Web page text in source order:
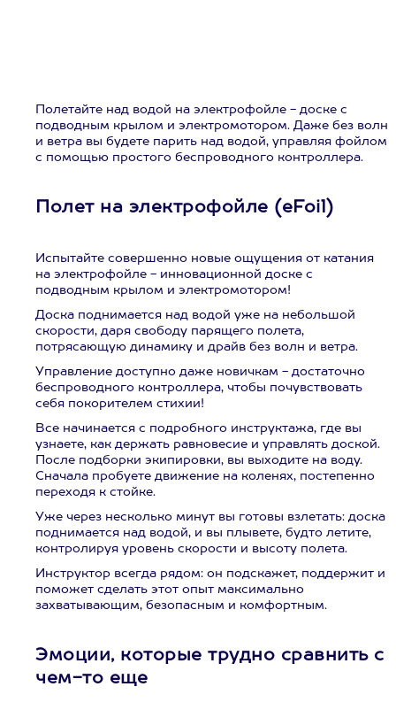
Полетайте над водой на электрофойле - доске с
подводным крылом и электромотором. Даже без волн
и ветра вы будете парить над водой, управляя фойлом
с помощью простого беспроводного контроллера.
Полет на электрофойле (eFoil)
Испытайте совершенно новые ощущения от катания
на электрофойле - инновационной доске с
подводным крылом и электромотором!
Доска поднимается над водой уже на небольшой
скорости, даря свободу парящего полета,
потрясающую динамику и драйв без волн и ветра.
Управление доступно даже новичкам - достаточно
беспроводного контроллера, чтобы почувствовать
себя покорителем стихии!
Все начинается с подробного инструктажа, где вы
узнаете, как держать равновесие и управлять доской.
После подборки экипировки, вы выходите на воду.
Сначала пробуете движение на коленях, постепенно
переходя к стойке.
Уже через несколько минут вы готовы взлетать: доска
поднимается над водой, и вы плывете, будто летите,
контролируя уровень скорости и высоту полета.
Инструктор всегда рядом: он подскажет, поддержит и
поможет сделать этот опыт максимально
захватывающим, безопасным и комфортным.
Эмоции, которые трудно сравнить с
чем-то еще